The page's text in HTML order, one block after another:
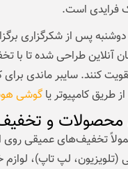
فرایدی است.
پس از شکرگزاری
آنلاین طراحی شده تا با
تقویت کنند. سایبر ماندی
طریق کامپیوتر یاگوشی
محصولات و
تخفیف‌های عمیقی روی
(تلویزیون، لپ‌ تاپ)،